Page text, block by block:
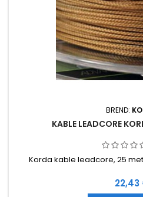
BREND:
KABLE LEADCORE
Korda kable leadcore, 25
Cijena
22,43